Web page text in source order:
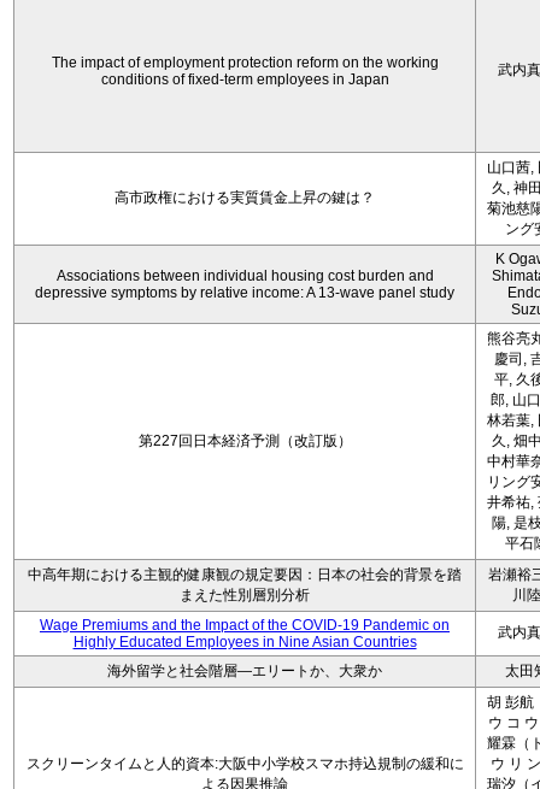
The impact of employment protection reform on the working
conditions of fixed-term employees in Japan
武内
高市政権における実質賃金上昇の鍵は？
山口茜,
久, 神
菊池慈
ング
Associations between individual housing cost burden and
depressive symptoms by relative income: A 13-wave panel study
K
第227回日本経済予測（改訂版）
熊谷亮
慶司,
平, 久
郎, 山
林若葉,
久, 畑
中村華
リング
井希祐,
陽, 是
平石
中高年期における主観的健康観の規定要因：日本の社会的背景を踏
まえた性別層別分析
岩瀬裕
川
Wage Premiums and the Impact of the COVID‑19 Pandemic on
Highly Educated Employees in Nine Asian Countries
武内
海外留学と社会階層―エリートか、大衆か 太田
スクリーンタイムと人的資本:大阪中小学校スマホ持込規制の緩和に
よる因果推論
胡 彭航
ウ コ
耀霖（
ウ リ
瑞汐（